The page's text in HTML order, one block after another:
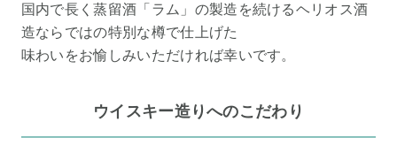
国内で長く蒸留酒「ラム」の製造を続けるヘリオス酒
造ならではの特別な樽で仕上げた
味わいをお愉しみいただければ幸いです。
ウイスキー造りへのこだわり